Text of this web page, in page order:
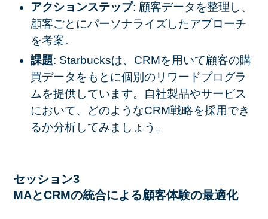
アクションステップ: 顧客データを整理し、
顧客ごとにパーソナライズしたアプローチ
を考案。
課題: Starbucksは、CRMを用いて顧客の購
買データをもとに個別のリワードプログラ
ムを提供しています。自社製品やサービス
において、どのようなCRM戦略を採用でき
るか分析してみましょう。
セッション3
MAとCRMの統合による顧客体験の最適化